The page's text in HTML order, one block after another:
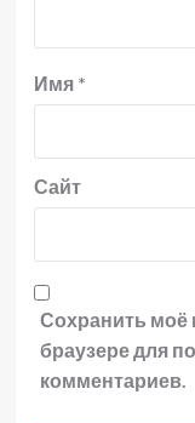
Имя *
Сайт
Сохранить моё
браузере для
комментариев.